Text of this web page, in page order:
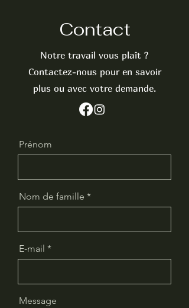
Contact
Notre travail vous plaît ?
Contactez-nous pour en savoir
plus ou avec votre demande.
Prénom
Nom de famille
E-mail
Message